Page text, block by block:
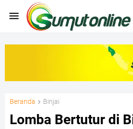
Beranda Binjai
Lomba Bertutur di